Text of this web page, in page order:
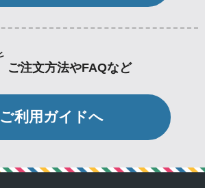
ご注文方法やFAQなど
ご利用ガイドへ